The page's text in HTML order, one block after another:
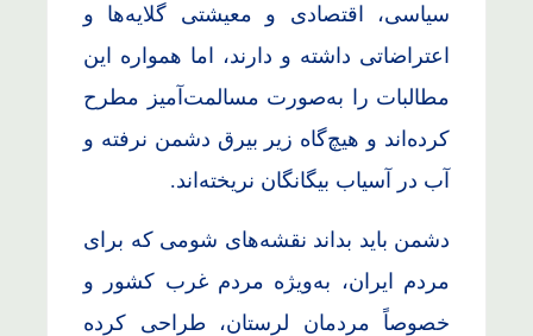
سیاسی، اقتصادی و معیشتی گلایه‌ها و
اعتراضاتی داشته و دارند، اما همواره این
مطالبات را به‌صورت مسالمت‌آمیز مطرح
کرده‌اند و هیچ‌گاه زیر بیرق دشمن نرفته و
آب در آسیاب بیگانگان نریخته‌اند.
دشمن باید بداند نقشه‌های شومی که برای
مردم ایران، به‌ویژه مردم غرب کشور و
خصوصاً مردمان لرستان، طراحی کرده